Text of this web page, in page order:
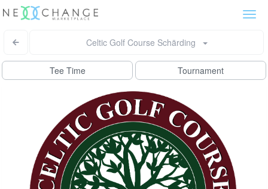
Celtic Golf Course Schärding
Tee Time Tournament